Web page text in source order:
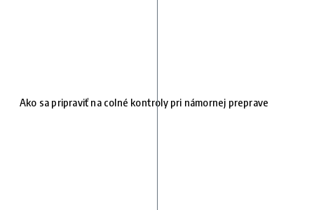
Ako sa pripraviť na colné kontroly pri námornej preprave